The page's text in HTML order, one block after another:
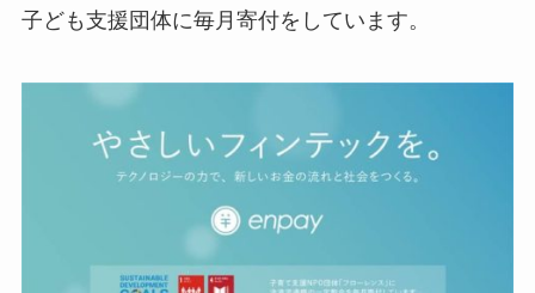
子ども支援団体に毎月寄付をしています。